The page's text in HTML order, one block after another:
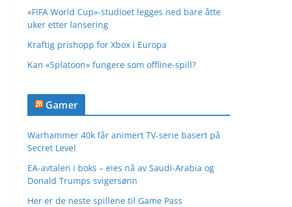
«FIFA World Cup»-studioet legges ned bare åtte
uker etter lansering
Kraftig prishopp for Xbox i Europa
Kan «Splatoon» fungere som offline-spill?
Gamer
Warhammer 40k får animert TV-serie basert på
Secret Level
EA-avtalen i boks – eies nå av Saudi-Arabia og
Donald Trumps svigersønn
Her er de neste spillene til Game Pass